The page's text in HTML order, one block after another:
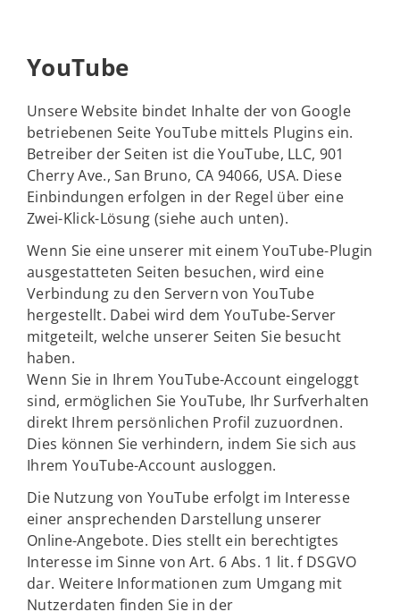
YouTube
Unsere Website bindet Inhalte der von Google
betriebenen Seite YouTube mittels Plugins ein.
Betreiber der Seiten ist die YouTube, LLC, 901
Cherry Ave., San Bruno, CA 94066, USA. Diese
Einbindungen erfolgen in der Regel über eine
Zwei-Klick-Lösung (siehe auch unten).
Wenn Sie eine unserer mit einem YouTube-Plugin
ausgestatteten Seiten besuchen, wird eine
Verbindung zu den Servern von YouTube
hergestellt. Dabei wird dem YouTube-Server
mitgeteilt, welche unserer Seiten Sie besucht
haben.
Wenn Sie in Ihrem YouTube-Account eingeloggt
sind, ermöglichen Sie YouTube, Ihr Surfverhalten
direkt Ihrem persönlichen Profil zuzuordnen.
Dies können Sie verhindern, indem Sie sich aus
Ihrem YouTube-Account ausloggen.
Die Nutzung von YouTube erfolgt im Interesse
einer ansprechenden Darstellung unserer
Online-Angebote. Dies stellt ein berechtigtes
Interesse im Sinne von Art. 6 Abs. 1 lit. f DSGVO
dar. Weitere Informationen zum Umgang mit
Nutzerdaten finden Sie in der